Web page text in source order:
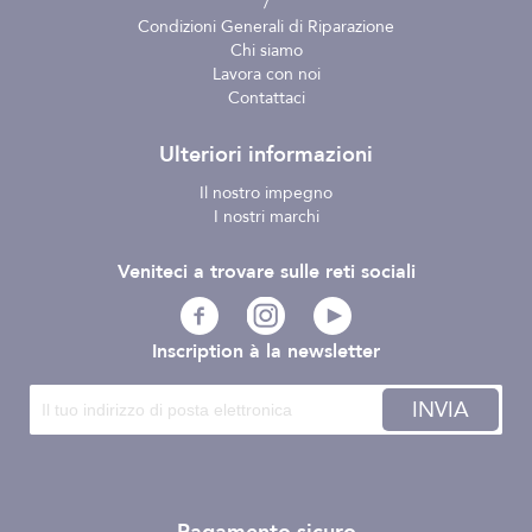
Condizioni Generali di Riparazione
Chi siamo
Lavora con noi
Contattaci
Ulteriori informazioni
Il nostro impegno
I nostri marchi
Inscription à la newsletter
INVIA
Veniteci a trovare sulle reti sociali